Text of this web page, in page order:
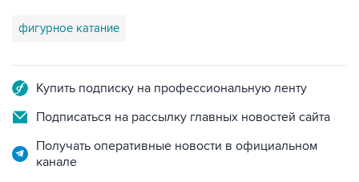
фигурное катание
Купить подписку на профессиональную ленту
Подписаться на рассылку главных новостей сайта
Получать оперативные новости в официальном
канале